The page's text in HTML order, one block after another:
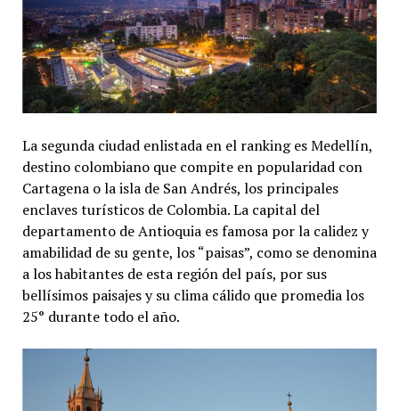
La segunda ciudad enlistada en el ranking es Medellín,
destino colombiano que compite en popularidad con
Cartagena o la isla de San Andrés, los principales
enclaves turísticos de Colombia. La capital del
departamento de Antioquia es famosa por la calidez y
amabilidad de su gente, los “paisas”, como se denomina
a los habitantes de esta región del país, por sus
bellísimos paisajes y su clima cálido que promedia los
25° durante todo el año.